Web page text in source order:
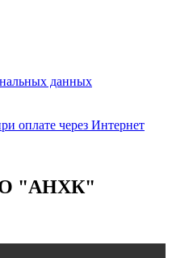
данных
оплате через Интернет
АО "АНХК"